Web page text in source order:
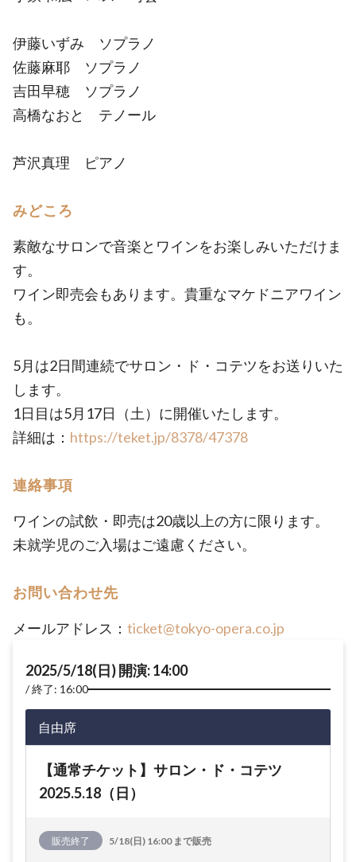
伊藤いずみ ソプラノ
佐藤麻耶 ソプラノ
吉田早穂 ソプラノ
高橋なおと テノール
芦沢真理 ピアノ
みどころ
素敵なサロンで音楽とワインをお楽しみいただけま
す。
ワイン即売会もあります。貴重なマケドニアワイン
も。
5月は2日間連続でサロン・ド・コテツをお送りいた
します。
1日目は5月17日（土）に開催いたします。
詳細は： https://teket.jp/8378/47378
連絡事項
ワインの試飲・即売は20歳以上の方に限ります。
未就学児のご入場はご遠慮ください。
お問い合わせ先
メールアドレス： ticket@tokyo-opera.co.jp
2025/5/18(日) 開演: 14:00
終了: 16:00
自由席
【通常チケット】サロン・ド・コテツ
2025.5.18（日）
販売終了 5/18(日) 16:00 まで販売